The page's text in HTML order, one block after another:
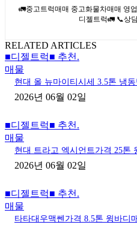
🚛중고트럭매매 중고화물차매매 영
디젤트럭🚛 📞상
RELATED ARTICLES
■디젤트럭■ 추천.
매물
현대 올 뉴마이티시세 3.5톤 냉
2026년 06월 02일
■디젤트럭■ 추천.
매물
현대 트라고 엑시언트가격 25톤
2026년 06월 02일
■디젤트럭■ 추천.
매물
타타대우맥쎈가격 8.5톤 윙바디